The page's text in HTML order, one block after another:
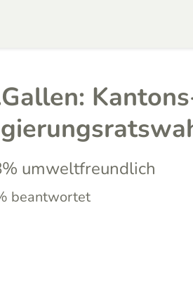
umweltfreundlich
beantwortet